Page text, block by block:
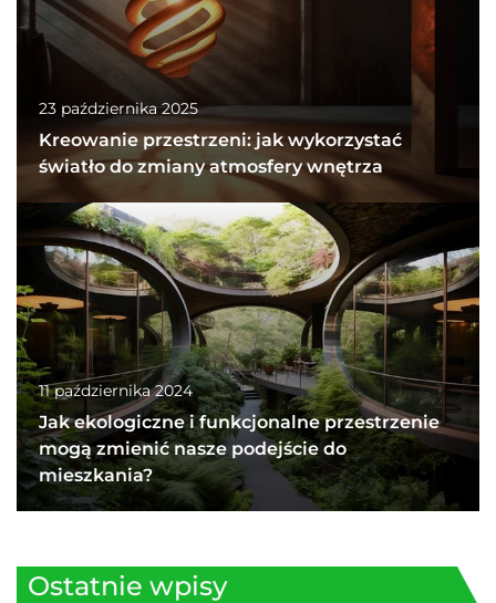
23 października 2025
Kreowanie przestrzeni: jak wykorzystać
światło do zmiany atmosfery wnętrza
11 października 2024
Jak ekologiczne i funkcjonalne przestrzenie
mogą zmienić nasze podejście do
mieszkania?
Ostatnie wpisy